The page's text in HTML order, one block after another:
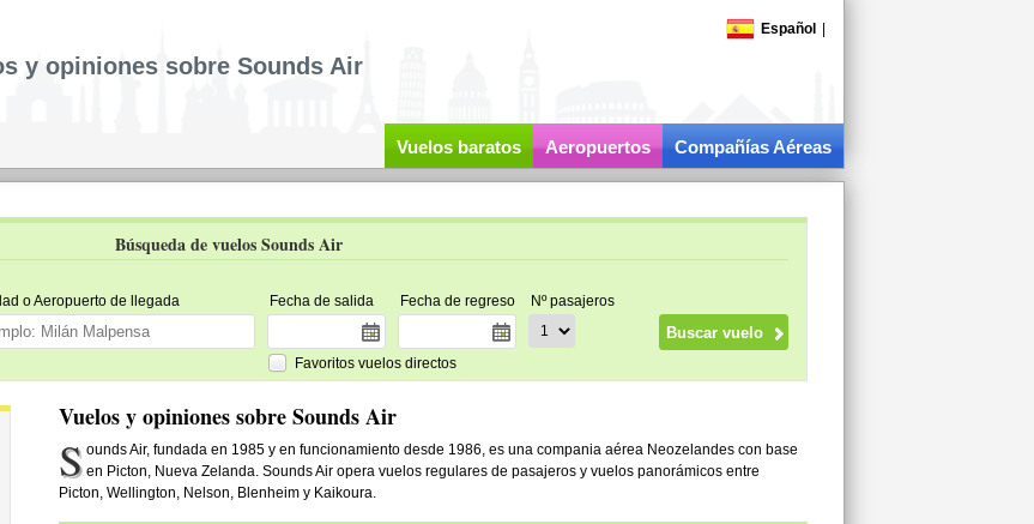
Español
y opiniones sobre Sounds Air
Vuelos baratos Aeropuertos Compañías Aéreas
Búsqueda de vuelos Sounds Air
o Aeropuerto de llegada Fecha de salida Fecha de regreso Nº pasajeros
Favoritos vuelos directos
Vuelos y opiniones sobre Sounds Air
S ounds Air, fundada en 1985 y en funcionamiento desde 1986, es una compania aérea Neozelandes con base
en Picton, Nueva Zelanda. Sounds Air opera vuelos regulares de pasajeros y vuelos panorámicos entre
Picton, Wellington, Nelson, Blenheim y Kaikoura.